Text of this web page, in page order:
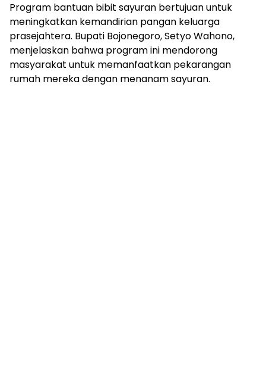
Program bantuan bibit sayuran bertujuan untuk
meningkatkan kemandirian pangan keluarga
prasejahtera. Bupati Bojonegoro, Setyo Wahono,
menjelaskan bahwa program ini mendorong
masyarakat untuk memanfaatkan pekarangan
rumah mereka dengan menanam sayuran.